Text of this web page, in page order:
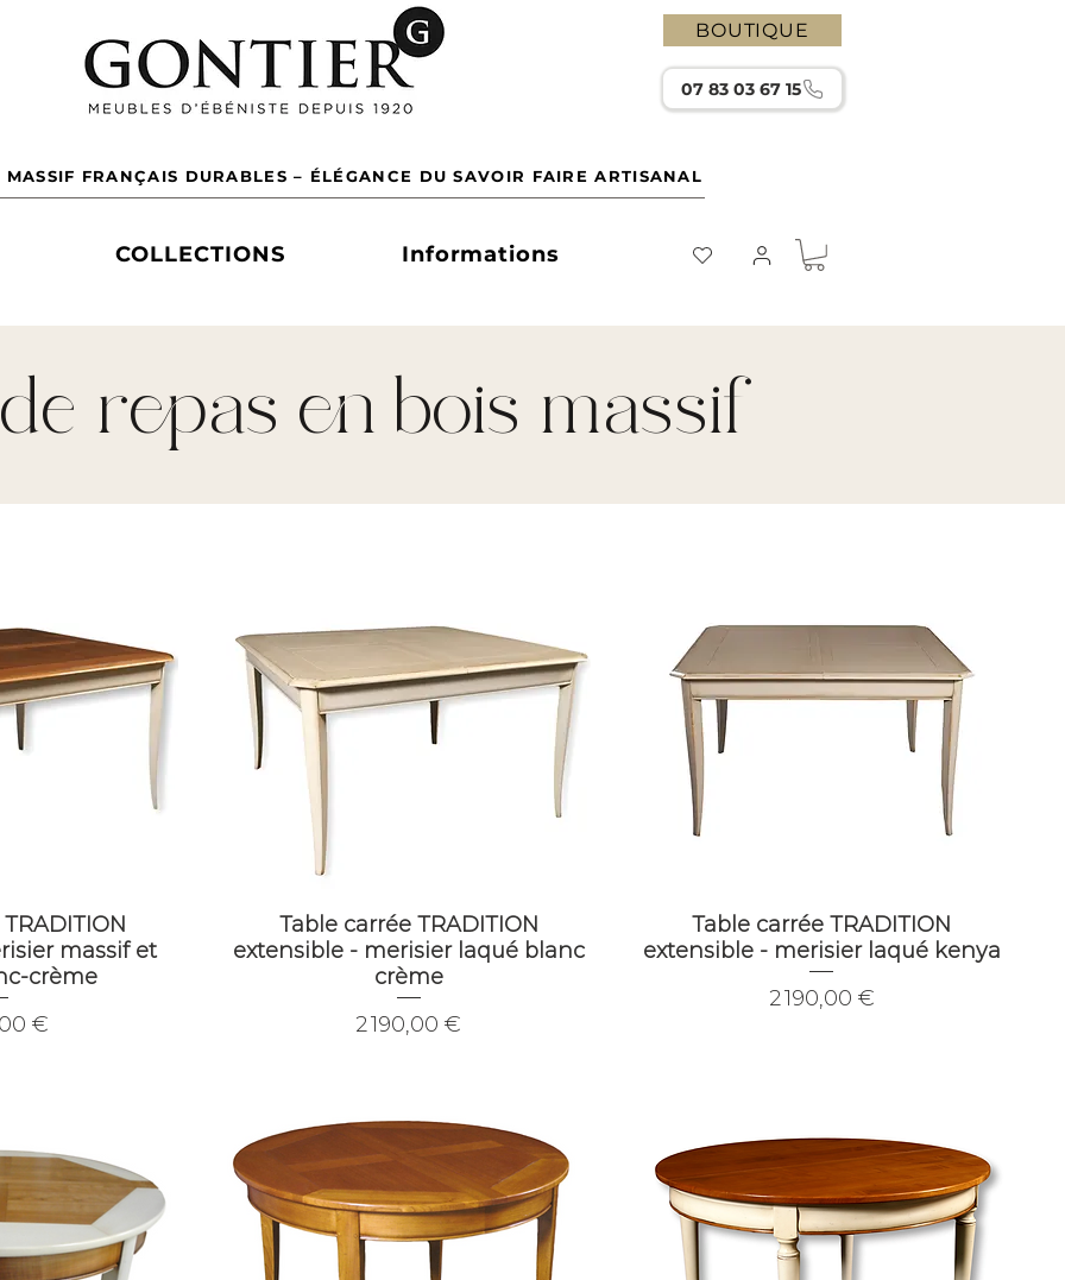
BOUTIQUE
07 83 03 67 15
MASSIF FRANÇAIS DURABLES – ÉLÉGANCE DU SAVOIR FAIRE ARTISANAL
COLLECTIONS Informations
repas en bois massif
massif et
crème
€
Table carrée TRADITION
extensible - merisier laqué blanc
crème
Prix
2 190,00 €
Table carrée TRADITION
extensible - merisier laqué kenya
Prix
2 190,00 €